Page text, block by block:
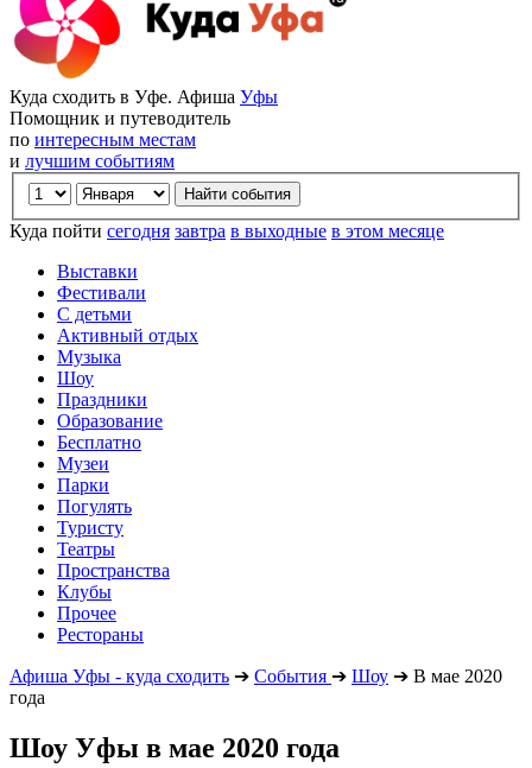
Куда сходить в Уфе. Афиша Уфы
Помощник и путеводитель
по интересным местам
и лучшим событиям
Куда пойти сегодня завтра в выходные в этом месяце
Выставки
Фестивали
С детьми
Активный отдых
Музыка
Шоу
Праздники
Образование
Бесплатно
Музеи
Парки
Погулять
Туристу
Театры
Пространства
Клубы
Прочее
Рестораны
Афиша Уфы - куда сходить ➔ События ➔ Шоу ➔ В мае 2020
года
Шоу Уфы в мае 2020 года